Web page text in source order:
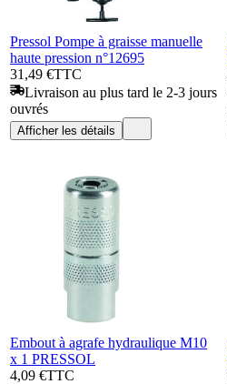
Pressol Pompe à graisse manuelle
haute pression n°12695
31,49 €TTC
Livraison au plus tard le 2-3 jours
ouvrés
Afficher les détails
Embout à agrafe hydraulique M10
x 1 PRESSOL
4,09 €TTC